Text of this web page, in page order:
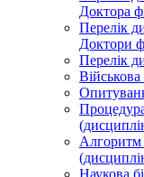
Доктора
Перелік
Доктори
Перелік
Алгоритм
Наукова